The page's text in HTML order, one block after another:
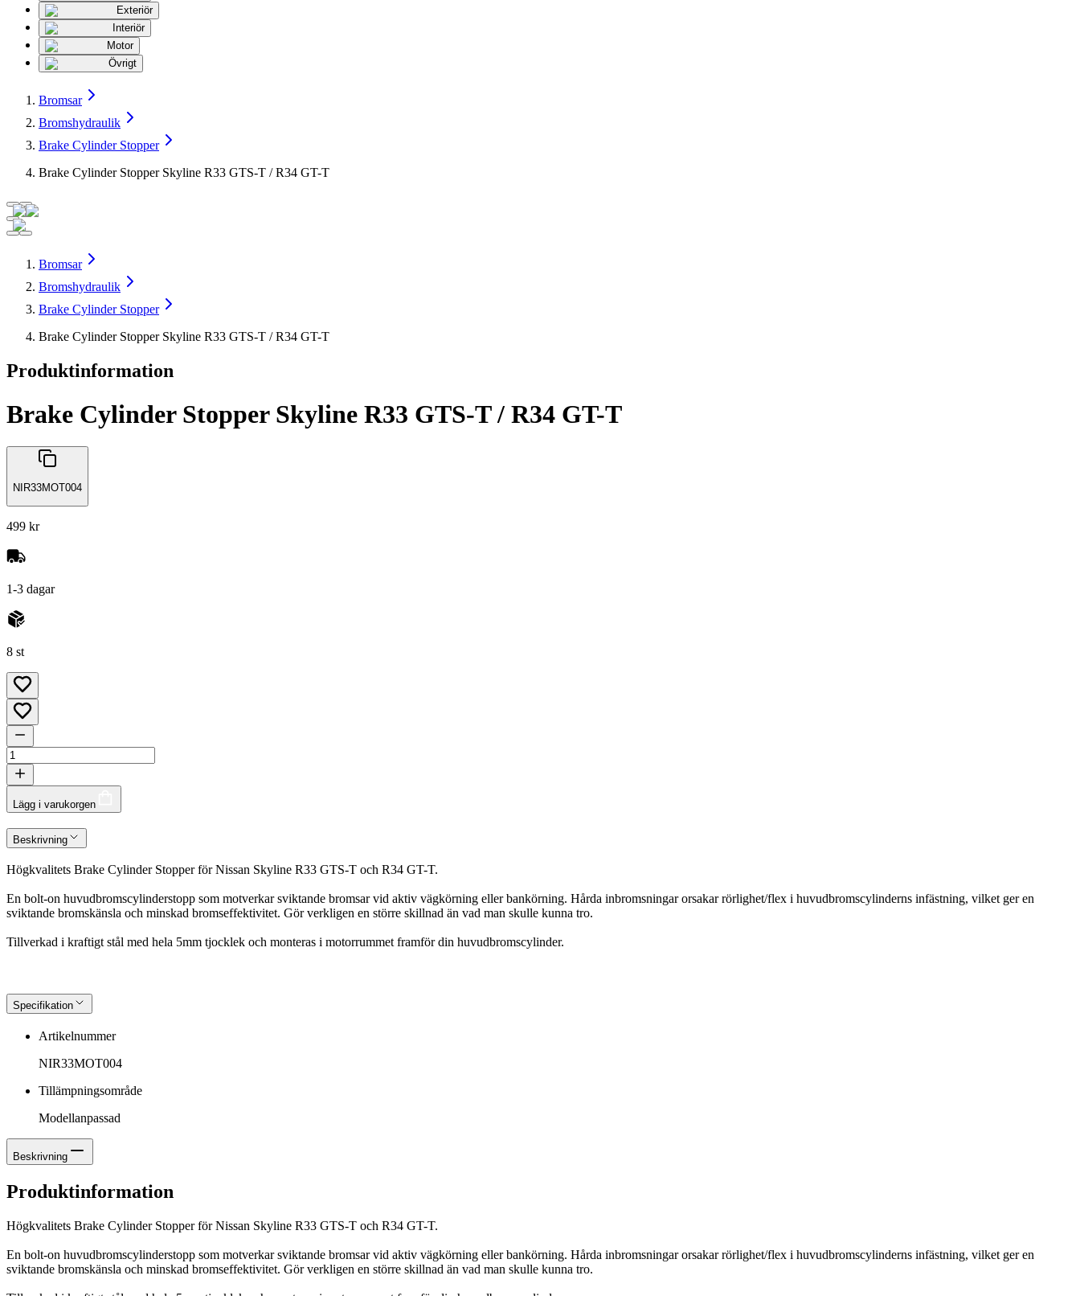
Exteriör
Interiör
Motor
Övrigt
Bromsar
Bromshydraulik
Brake Cylinder Stopper
Brake Cylinder Stopper Skyline R33 GTS-T / R34 GT-T
Bromsar
Bromshydraulik
Brake Cylinder Stopper
Brake Cylinder Stopper Skyline R33 GTS-T / R34 GT-T
Produktinformation
Brake Cylinder Stopper Skyline R33 GTS-T / R34 GT-T
NIR33MOT004
499 kr
1-3 dagar
8 st
Lägg i varukorgen
Beskrivning
Högkvalitets Brake Cylinder Stopper för Nissan Skyline R33 GTS-T och R34 GT-T.
En bolt-on huvudbromscylinderstopp som motverkar sviktande bromsar vid aktiv vägkörning eller bankörning. Hårda inbromsningar orsakar rörlighet/flex i huvudbromscylinderns infästning, vilket ger en
sviktande bromskänsla och minskad bromseffektivitet. Gör verkligen en större skillnad än vad man skulle kunna tro.
Tillverkad i kraftigt stål med hela 5mm tjocklek och monteras i motorrummet framför din huvudbromscylinder.
Specifikation
Artikelnummer
NIR33MOT004
Tillämpningsområde
Modellanpassad
Beskrivning
Produktinformation
Högkvalitets Brake Cylinder Stopper för Nissan Skyline R33 GTS-T och R34 GT-T.
En bolt-on huvudbromscylinderstopp som motverkar sviktande bromsar vid aktiv vägkörning eller bankörning. Hårda inbromsningar orsakar rörlighet/flex i huvudbromscylinderns infästning, vilket ger en
sviktande bromskänsla och minskad bromseffektivitet. Gör verkligen en större skillnad än vad man skulle kunna tro.